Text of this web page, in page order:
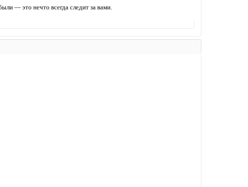
— это нечто всегда следит за вами.